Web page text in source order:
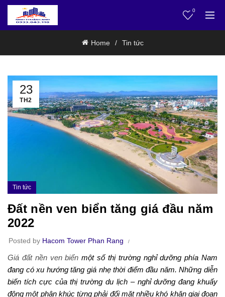
0
Home Tin tức
23
TH2
Tin tức
Đất nền ven biển tăng giá đầu năm
2022
Posted by Hacom Tower Phan Rang
Giá đất nền ven biển một số thị trường nghỉ dưỡng phía Nam
đang có xu hướng tăng giá nhẹ thời điểm đầu năm. Những diễn
biến tích cực của thị trường du lịch – nghỉ dưỡng đang khuấy
động một phân khúc từng phải đối mặt nhiều khó khăn giai đoạn